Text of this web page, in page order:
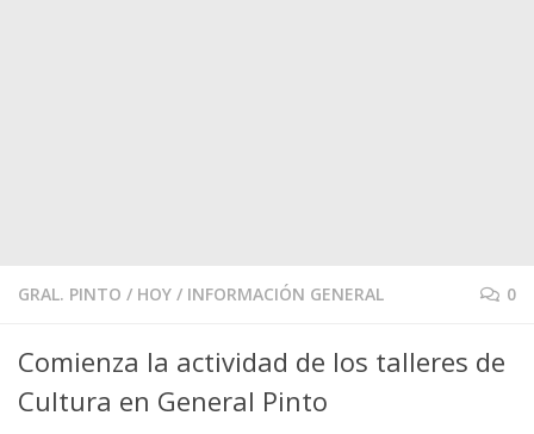
GRAL. PINTO / HOY / INFORMACIÓN GENERAL 0
Comienza la actividad de los talleres de
Cultura en General Pinto